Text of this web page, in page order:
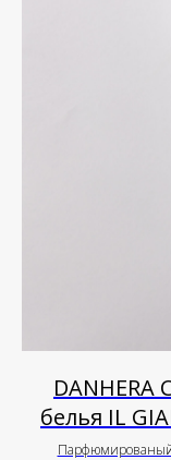
белья IL
Парфюмированый